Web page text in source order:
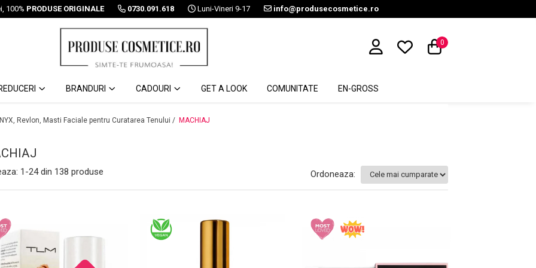
100% PRODUSE ORIGINALE 0730.091.618 Luni-Vineri 9-17 info@produsecosmetice.ro
0
BRANDURI CADOURI GET A LOOK COMUNITATE EN-GROSS
Revlon, Masti Faciale pentru Curatarea Tenului / MACHIAJ
1-24din 138 produse Ordoneaza: